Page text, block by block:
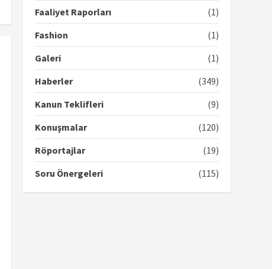
Faaliyet Raporları
(1)
Fashion
(1)
Galeri
(1)
Haberler
(349)
Kanun Teklifleri
(9)
Konuşmalar
(120)
Röportajlar
(19)
Soru Önergeleri
(115)